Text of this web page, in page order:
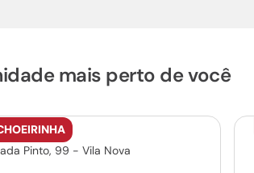
mais perto de você
Pinto, 99 - Vila Nova